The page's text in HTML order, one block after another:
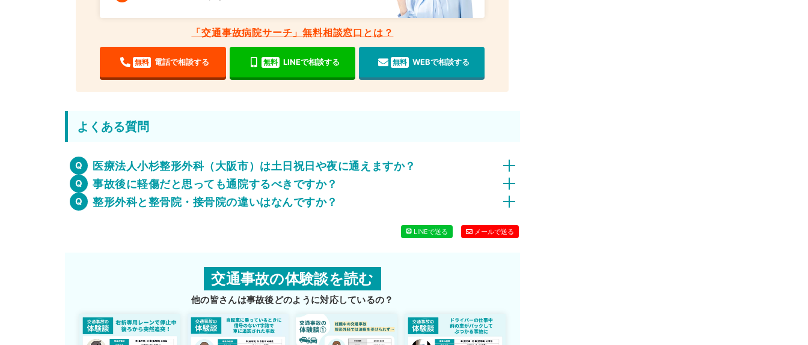
「交通事故病院サーチ」無料相談窓口とは？
無料 電話で相談する 無料 LINEで相談する 無料 WEBで相談する
よくある質問
医療法人小杉整形外科（大阪市）は土日祝日や夜に通えますか？
事故後に軽傷だと思っても通院するべきですか？
整形外科と整骨院・接骨院の違いはなんですか？
LINEで送る メールで送る
交通事故の体験談を読む
他の皆さんは事故後どのように対応しているの？